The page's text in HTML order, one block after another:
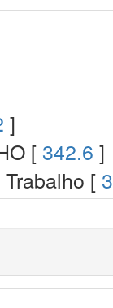
]
[ 342.6 ]
[